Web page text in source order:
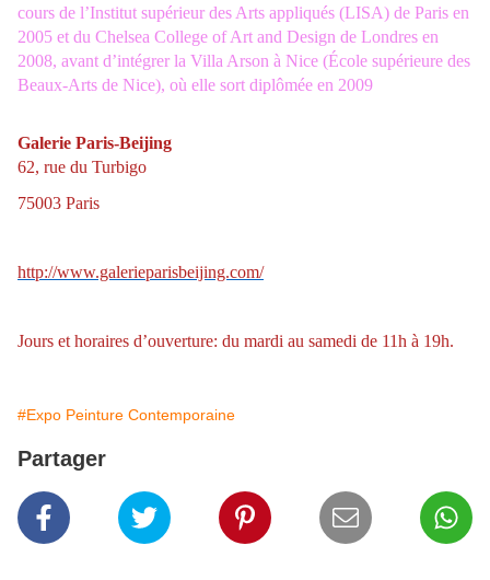
cours de l’Institut supérieur des Arts appliqués (LISA) de Paris en
2005 et du Chelsea College of Art and Design de Londres en
2008, avant d’intégrer la Villa Arson à Nice (École supérieure des
Beaux-Arts de Nice), où elle sort diplômée en 2009
Galerie Paris-Beijing
62, rue du Turbigo
75003 Paris
http://www.galerieparisbeijing.com/
Jours et horaires d’ouverture: du mardi au samedi de 11h à 19h.
#Expo Peinture Contemporaine
Partager